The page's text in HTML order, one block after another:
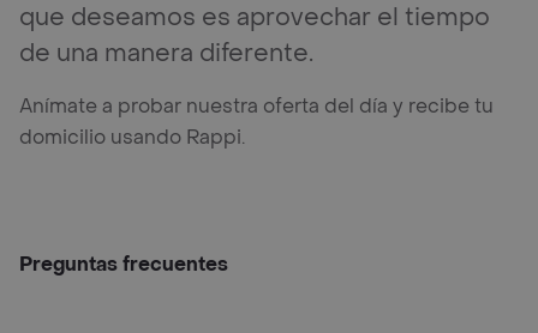
que deseamos es aprovechar el tiempo
de una manera diferente.
Anímate a probar nuestra oferta del día y recibe tu
domicilio usando Rappi.
Preguntas frecuentes